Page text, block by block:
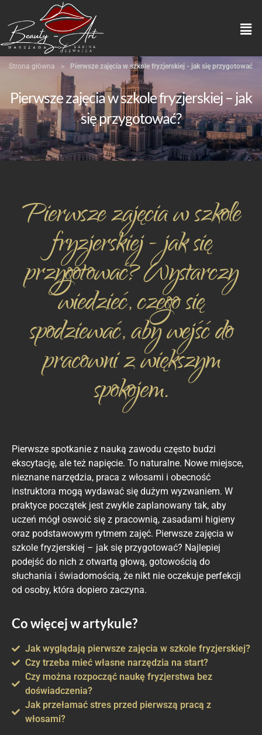
Strona główna > Pierwsze zajęcia w szkole fryzjerskiej - jak się przygotować
Pierwsze zajęcia w szkole fryzjerskiej – jak
się przygotować?
Pierwsze zajęcia w szkole
fryzjerskiej - jak się
przygotować? Wystarczy
wiedzieć, czego się
spodziewać, aby wejść do
pracowni z większym
spokojem.
Pierwsze spotkanie z nauką zawodu często budzi
ekscytację, ale też napięcie. To naturalne. Nowe miejsce,
nieznane narzędzia, praca z włosami i obecność
instruktora mogą wydawać się dużym wyzwaniem. W
praktyce początek jest zwykle zaplanowany tak, aby
uczeń mógł oswoić się z pracownią, zasadami higieny
oraz podstawowym rytmem zajęć. Pierwsze zajęcia w
szkole fryzjerskiej – jak się przygotować? Najlepiej
podejść do nich z otwartą głową, gotowością do
słuchania i świadomością, że nikt nie oczekuje perfekcji
od osoby, która dopiero zaczyna.
Co więcej w artykule?
Jak wyglądają pierwsze zajęcia w szkole fryzjerskiej?
Czy trzeba mieć własne narzędzia na start?
Czy można rozpocząć naukę fryzjerstwa bez
doświadczenia?
Jak przełamać stres przed pierwszą pracą z
włosami?